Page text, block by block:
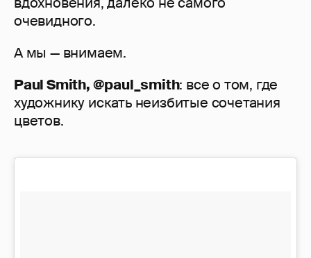
очевидного.
А мы — внимаем.
Paul Smith, @paul_smith: все о том, где
художнику искать неизбитые сочетания
цветов.